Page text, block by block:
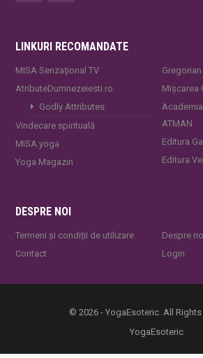
LINKURI RECOMANDATE
MISA Senzaţional TV
AtributeDumnezeiesti.ro
Godly Attributes
Vindecare spirituală
MISA.yoga
Yoga Magazin
Mișcarea
ATMAN
Editura
Editura
DESPRE NOI
Termeni și condiții de utilizare
Contact
Despre
Login
© 2026 - YogaEsoteric. All Rights
YogaEsoteric